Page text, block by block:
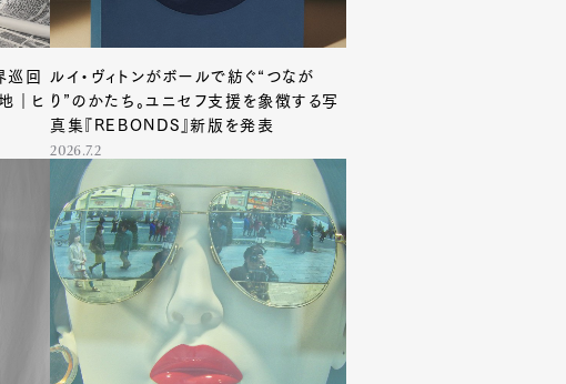
巡回
｜ヒ
ルイ・ヴィトンがボールで紡ぐ“つなが
り”のかたち。ユニセフ支援を象徴する写
真集『REBONDS』新版を発表
2026.7.2